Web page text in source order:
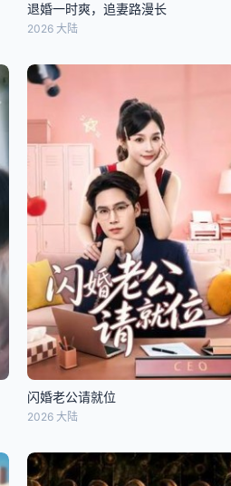
退婚一时爽，追妻路漫长
2026 大陆
闪婚老公请就位
2026 大陆